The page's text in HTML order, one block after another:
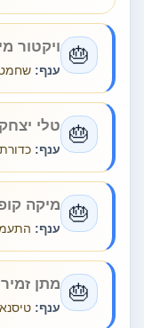
🎂 ויקטור
ענף:
🎂 טלי יצחק
ענף: כדורת
🎂 מיקה
ענף:
🎂 מתן זמיר
ענף: